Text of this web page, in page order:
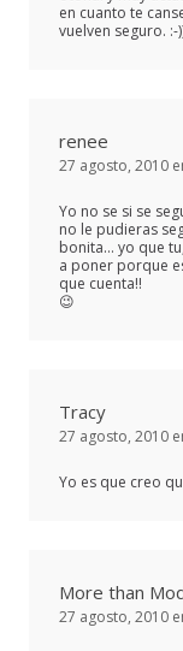
en cuanto te
vuelven seguro. :-
renee
27 agosto, 2010
Yo no se si se
no le pudieras
bonita… yo que
a poner porque
que cuenta!!
😉
Tracy
27 agosto, 2010
Yo es que creo
More than
27 agosto, 2010